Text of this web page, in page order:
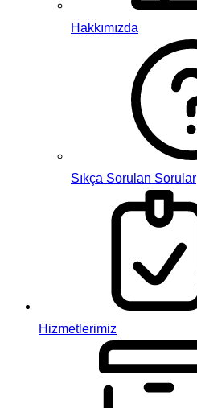
Hakkımızda
Sıkça Sorulan Sorular
Hizmetlerimiz